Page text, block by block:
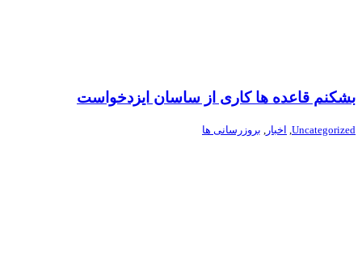
بشکنم قاعده ها کاری از ساسان ایزدخواست
Uncategorized اخبار بروزرسانی ها